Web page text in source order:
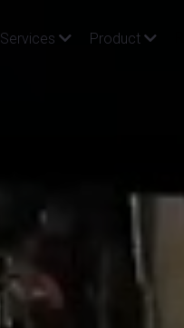
Services Product